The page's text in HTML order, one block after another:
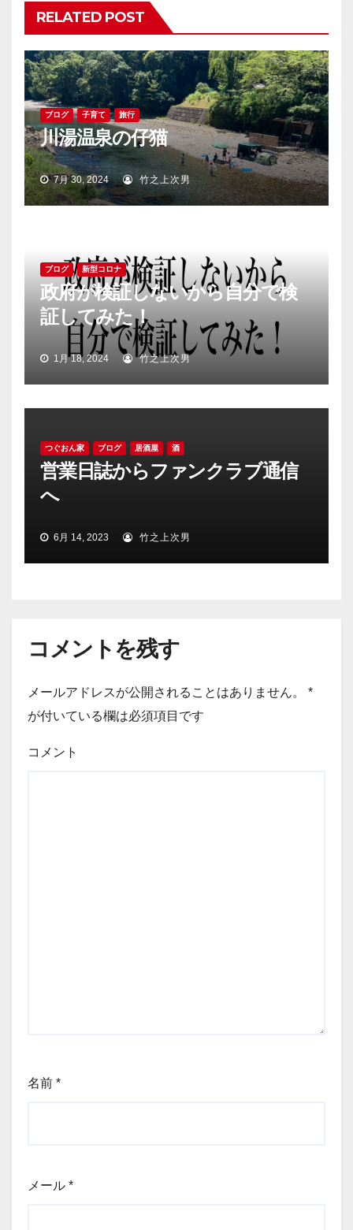
ョ
ン
RELATED POST
ブログ 子育て 旅行
川湯温泉の仔猫
7月 30, 2024 竹之上次男
ブログ 新型コロナ
政府が検証しないから自分で検
証してみた！
1月 18, 2024 竹之上次男
つぐおん家 ブログ 居酒屋 酒
営業日誌からファンクラブ通信
へ
6月 14, 2023 竹之上次男
コメントを残す
メールアドレスが公開されることはありません。
*
が付いている欄は必須項目です
コメント
名前 *
メール *